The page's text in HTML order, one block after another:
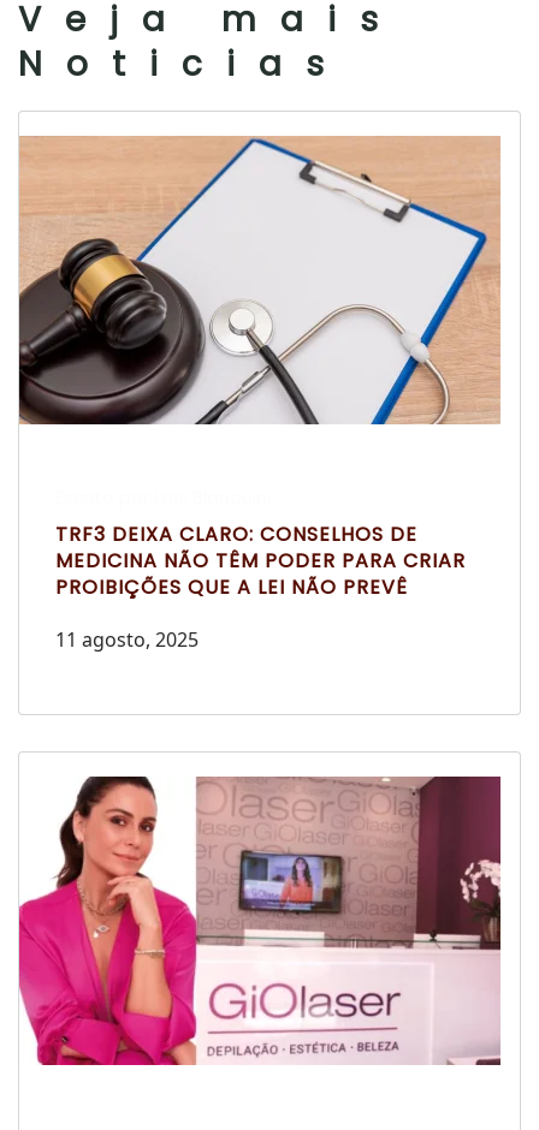
Veja mais
Noticias
TRF3 DEIXA CLARO: CONSELHOS DE
MEDICINA NÃO TÊM PODER PARA CRIAR
PROIBIÇÕES QUE A LEI NÃO PREVÊ
11 agosto, 2025